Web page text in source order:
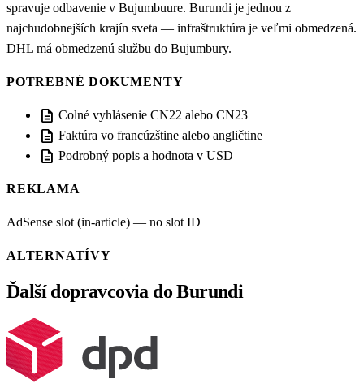
spravuje odbavenie v Bujumbuure. Burundi je jednou z
najchudobnejších krajín sveta — infraštruktúra je veľmi obmedzená.
DHL má obmedzenú službu do Bujumbury.
POTREBNÉ DOKUMENTY
description Colné vyhlásenie CN22 alebo CN23
description Faktúra vo francúzštine alebo angličtine
description Podrobný popis a hodnota v USD
REKLAMA
AdSense slot (in-article) — no slot ID
ALTERNATÍVY
Ďalší dopravcovia do Burundi